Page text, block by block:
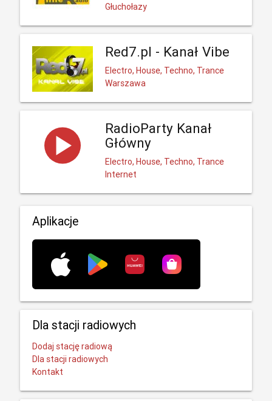
Głuchołazy
Red7.pl - Kanał Vibe
Electro, House, Techno, Trance
Warszawa
RadioParty Kanał
Główny
Electro, House, Techno, Trance
Internet
Aplikacje
Dla stacji radiowych
Dodaj stację radiową
Dla stacji radiowych
Kontakt